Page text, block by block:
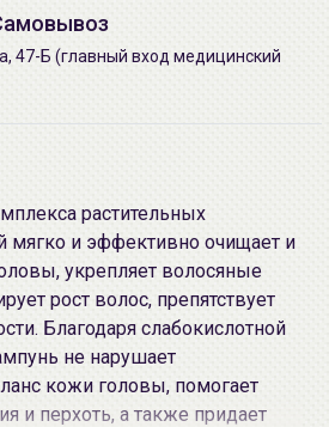
47-Б (главный вход медицинский
растительных
мягко и эффективно очищает и
укрепляет волосяные
рост волос, препятствует
Благодаря слабокислотной
не нарушает
кожи головы, помогает
и перхоть, а также придает